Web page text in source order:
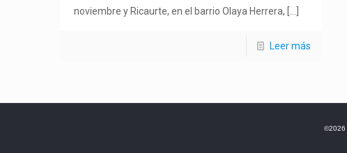
noviembre y Ricaurte, en el barrio Olaya Herrera,
Leer más
©2026